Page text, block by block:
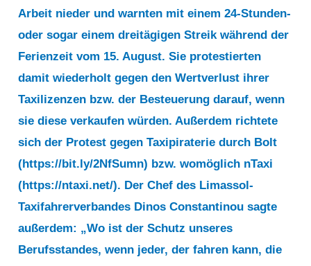
Arbeit nieder und warnten mit einem 24-Stunden-
oder sogar einem dreitägigen Streik während der
Ferienzeit vom 15. August. Sie protestierten
damit wiederholt gegen den Wertverlust ihrer
Taxilizenzen bzw. der Besteuerung darauf, wenn
sie diese verkaufen würden. Außerdem richtete
sich der Protest gegen Taxipiraterie durch Bolt
(https://bit.ly/2NfSumn) bzw. womöglich nTaxi
(https://ntaxi.net/). Der Chef des Limassol-
Taxifahrerverbandes Dinos Constantinou sagte
außerdem: „Wo ist der Schutz unseres
Berufsstandes, wenn jeder, der fahren kann, die